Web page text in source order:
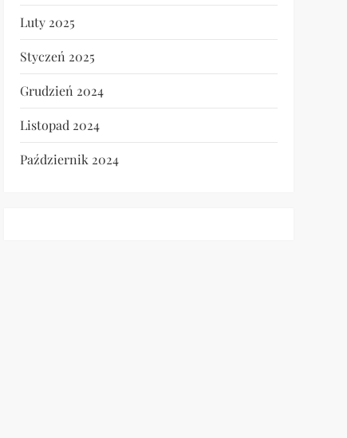
Luty 2025
Styczeń 2025
Grudzień 2024
Listopad 2024
Październik 2024